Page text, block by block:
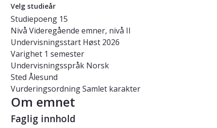
Velg studieår
Studiepoeng 15
Nivå Videregående emner, nivå II
Undervisningsstart Høst 2026
Varighet 1 semester
Undervisningsspråk Norsk
Sted Ålesund
VurderingsordningSamlet karakter
Om emnet
Faglig innhold